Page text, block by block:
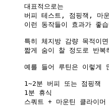
대표적으로는
버피 테스트, 점핑잭, 마
이런 동작들이 효과가 좋
특히 체지방 감량 목적이면
짧게 숨이 찰 정도로 반복
예를 들어 루틴은 이렇게
1~2분 버피 또는 점핑잭
1분 휴식
스쿼트 + 마운틴 클라이머